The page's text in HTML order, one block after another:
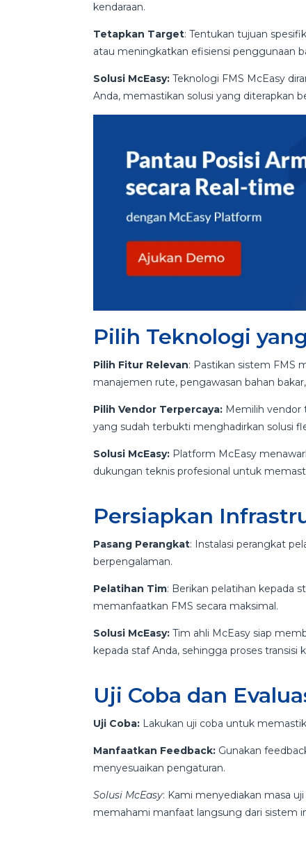
kendaraan.
Tetapkan Target: Tentukan tujuan
atau meningkatkan efisiensi penggunaan
Solusi McEasy:Teknologi FMS McEasy
Anda, memastikan solusi yang diterapkan
Pilih Teknologi
Pilih Fitur Relevan: Pastikan sistem FMS
manajemen rute, pengawasan bahan
Pilih Vendor Terpercaya: Memilih vendor
yang sudah terbukti menghadirkan solusi
Solusi McEasy: Platform McEasy
dukungan teknis profesional untuk
Persiapkan
Pasang Perangkat: Instalasi perangkat
berpengalaman.
Pelatihan Tim: Berikan pelatihan kepada
memanfaatkan FMS secara maksimal.
Solusi McEasy: Tim ahli McEasy siap
kepada staf Anda, sehingga proses
Uji Coba dan
Uji Coba: Lakukan uji coba untuk
Manfaatkan Feedback: Gunakan
menyesuaikan pengaturan.
Solusi McEasy: Kami menyediakan masa
memahami manfaat langsung dari sistem